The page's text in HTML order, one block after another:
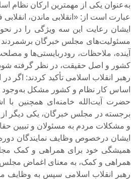
به‌عنوان یکی از مهمترین ارکان نظام
عبارت است از: «انقلابی ماندن،
ایشان رعایت این سه ویژگی را در
مسئولیت‌های مجلس خبرگان برشمردند
آینده، ملاحظات، رودربایستی‌ها و
کشور و اصل حقیقت، در نظر گرفته
رهبر انقلاب اسلامی تأکید کردند: اگر
اساس کار نظام و کشور مشکل به‌وجود
حضرت آیت‌الله خامنه‌ای همچنین
برجسته در مجلس خبرگان، یکی دیگر
و مشکلات مردم به مسئولان و تبیین
ایشان درخصوص وظایف نمایندگان
همیشگی خود برای همراهی و کمک
همراهی و کمک، به معنای اغماض
رهبر انقلاب اسلامی سپس به وظایف